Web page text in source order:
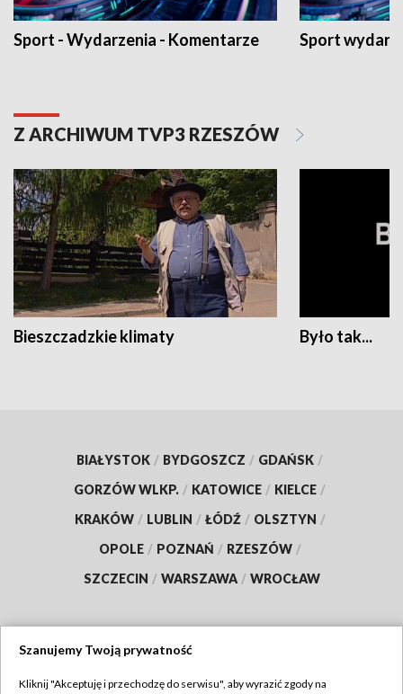
Sport - Wydarzenia - Komentarze Sport
Z ARCHIWUM TVP3 RZESZÓW
Bieszczadzkie klimaty Było tak...
BIAŁYSTOK / BYDGOSZCZ / GDAŃSK /
GORZÓW WLKP. / KATOWICE / KIELCE /
KRAKÓW / LUBLIN / ŁÓDŹ / OLSZTYN /
OPOLE / POZNAŃ / RZESZÓW /
SZCZECIN / WARSZAWA / WROCŁAW
Szanujemy Twoją prywatność
Kliknij "Akceptuję i przechodzę do serwisu", aby wyrazić zgody na